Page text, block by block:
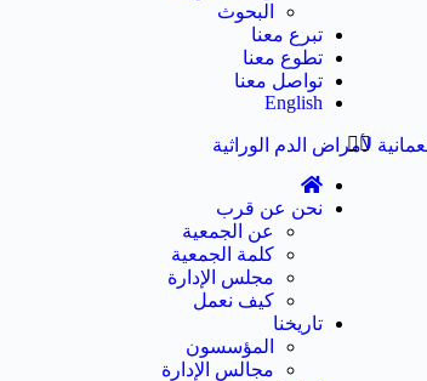
البحوث
تبرع معنا
تطوع معنا
تواصل معنا
English
نحن عن قرب
عن الجمعية
كلمة الجمعية
مجلس الإدارة
كيف نعمل
تاريخنا
المؤسسون
مجالس الإدارة